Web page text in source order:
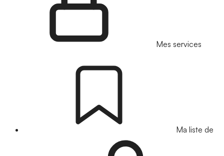
Mes services
Ma liste de